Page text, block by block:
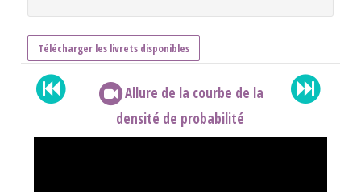
Télécharger les livrets disponibles
Allure de la courbe de la
densité de probabilité